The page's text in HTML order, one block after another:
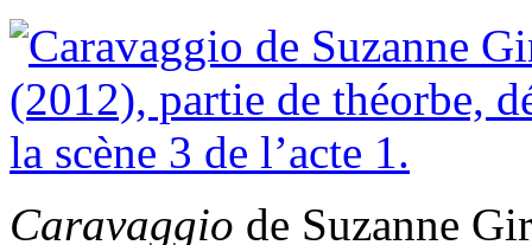
Caravaggio de Suzanne